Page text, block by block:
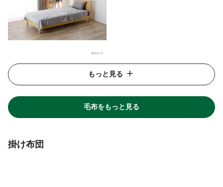
もっと見る
毛布をもっと見る
掛け布団